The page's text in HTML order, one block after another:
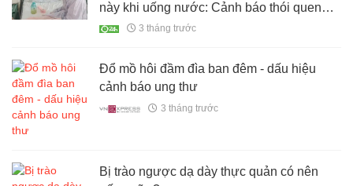
này khi uống nước: Cảnh báo thói quen
nguy hiểm3 tháng trước
Đổ mồ hôi đầm đìa ban đêm - dấu hiệu
cảnh báo ung thư
3 tháng trước
Bị trào ngược dạ dày thực quản có nên